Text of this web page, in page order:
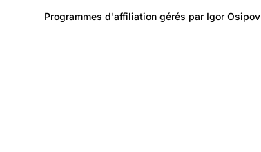
Programmes d'affiliation gérés par Igor Osipov